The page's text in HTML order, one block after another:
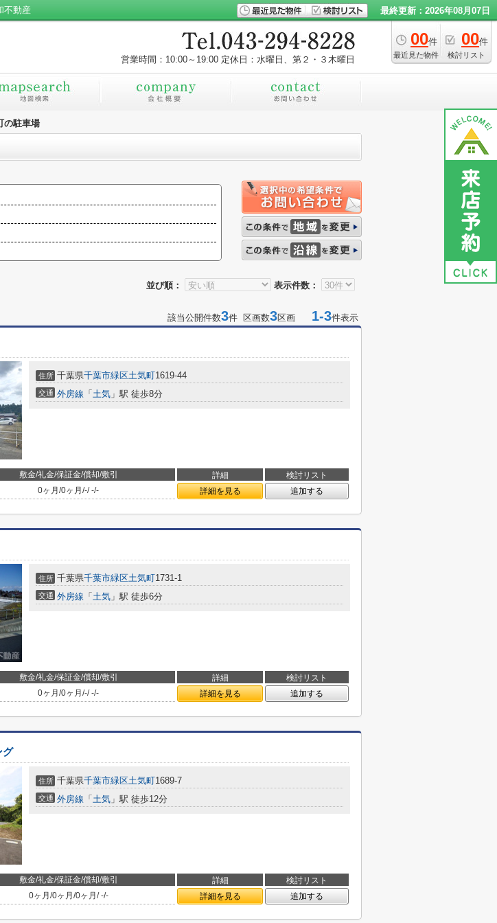
不動産 最終更新：2026年08月07日
00件
最近見た物件
00件
検討リスト
営業時間：10:00～19:00 定休日：水曜日、第２・３木曜日
の駐車場
並び順： 表示件数：
該当公開件数3件 区画数3区画 1-3件表示
住所 千葉県千葉市緑区土気町1619-44
交通 外房線 「 土気 」駅 徒歩8分
敷金/礼金/保証金/償却/敷引 詳細 検討リスト
0ヶ月 /0ヶ月 /-/-/- 詳細を見る 追加する
住所 千葉県千葉市緑区土気町1731-1
交通 外房線 「 土気 」駅 徒歩6分
敷金/礼金/保証金/償却/敷引 詳細 検討リスト
0ヶ月 /0ヶ月 /-/-/- 詳細を見る 追加する
グ
住所 千葉県千葉市緑区土気町1689-7
交通 外房線 「 土気 」駅 徒歩12分
敷金/礼金/保証金/償却/敷引 詳細 検討リスト
0ヶ月 /0ヶ月 /0ヶ月 /-/- 詳細を見る 追加する